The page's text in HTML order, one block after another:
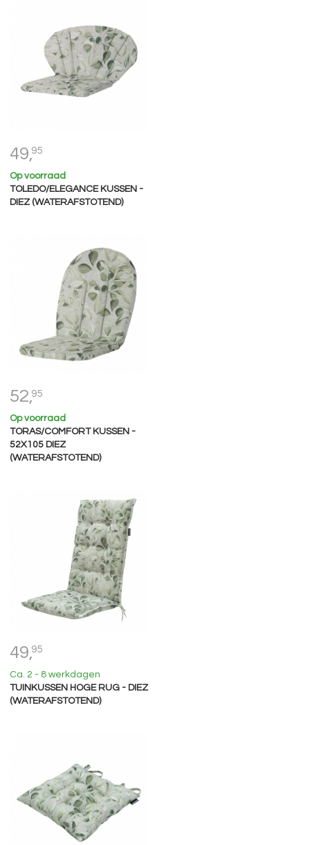
49,95
Op voorraad
TOLEDO/ELEGANCE KUSSEN -
DIEZ (WATERAFSTOTEND)
52,95
Op voorraad
TORAS/COMFORT KUSSEN -
52X105 DIEZ
(WATERAFSTOTEND)
49,95
Ca. 2 - 8 werkdagen
TUINKUSSEN HOGE RUG - DIEZ
(WATERAFSTOTEND)